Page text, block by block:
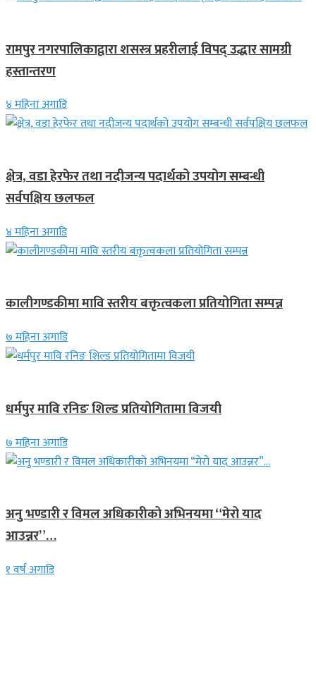
रामपुर नगरपालिकाद्वारा शसस्त्र प्रहरीलाई विपद् उद्धार सामग्री
हस्तान्तरण
४ महिना अगाडि
क्षेत्र, वडा हेरफेर तथा नदीजन्य पदार्थको उपयोग सम्बन्धी
सर्वपक्षिय छलफल
४ महिना अगाडि
कालीगण्डकीमा मावि स्तरीय बक्तृत्वकला प्रतियोगिता सम्पन्न
७ महिना अगाडि
धर्मपुर मावि रनिङ शिल्ड प्रतियोगितामा विजयी
७ महिना अगाडि
अनु भण्डारी र विमल अधिकारीको अभिनयमा “मेरो याद
आउन्नर”…
१ वर्ष अगाडि